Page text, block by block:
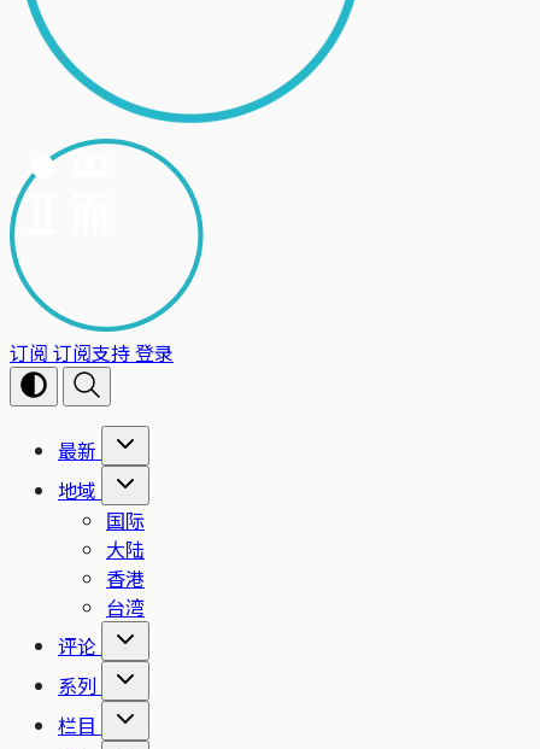
订阅 订阅支持登录
最新
地域
国际
大陆
香港
台湾
评论
系列
栏目